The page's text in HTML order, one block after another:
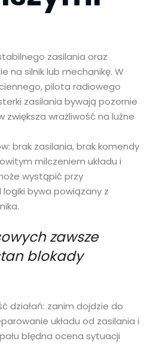
zasilania oraz
na silnik lub mechanikę. W
pilota radiowego
zasilania bywają pozornie
zwiększa wrażliwość na luźne
brak zasilania, brak komendy
milczeniem układu i
wystąpić przy
bywa powiązany z
zawsze
blokady
działań: zanim dojdzie do
układu od zasilania i
błędna ocena sytuacji